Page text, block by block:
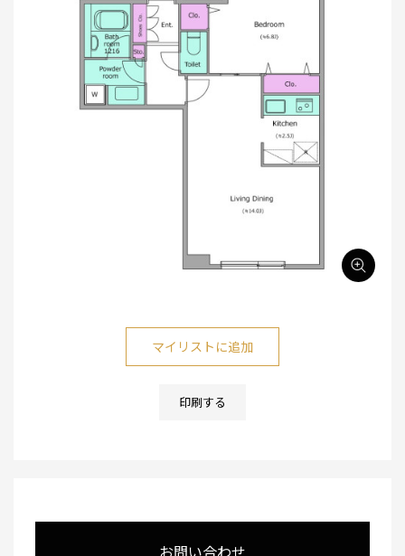
マイリストに追加
印刷する
お問い合わせ